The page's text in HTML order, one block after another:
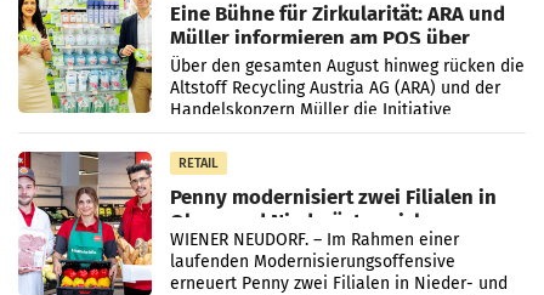
Eine Bühne für Zirkularität: ARA und
Müller informieren am POS über
Kreislauffähigkeit
Über den gesamten August hinweg rücken die
Altstoff Recycling Austria AG (ARA) und der
Handelskonzern Müller die Initiative
„Kreislauf-Helden“ in allen österreichischen
Müller-Filialen
RETAIL
Penny modernisiert zwei Filialen in
Ober- und Niederösterreich
WIENER NEUDORF. – Im Rahmen einer
laufenden Modernisierungsoffensive
erneuert Penny zwei Filialen in Nieder- und